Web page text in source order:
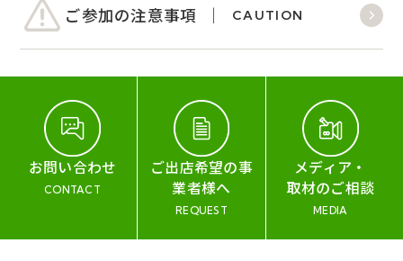
ご参加の注意事項 CAUTION
お問い合わせ
CONTACT
ご出店希望の事
業者様へ
REQUEST
メディア・
取材のご相談
MEDIA